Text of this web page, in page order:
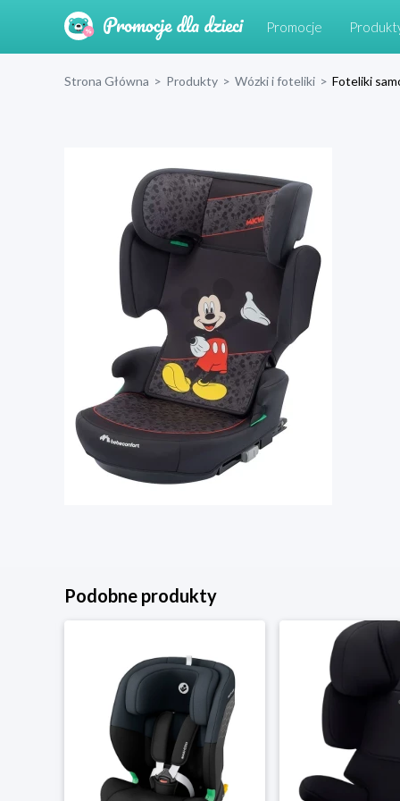
Promocje
Strona Główna > Produkty > Wózki i foteliki > Foteliki
Podobne produkty